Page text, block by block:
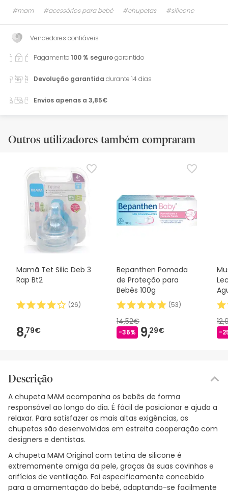
#mam
#acessórios para bebé #chupetas #silicone
Vendedores confiáveis
Pagamento100 % segurogarantido
Devolução garantida durante 14 dias
Envios apenas a 3,85€
Outros utilizadores também compraram
Mamã Tet Silic Deb 3
Rap Bt2
(26)
8,79€
Bepanthen Pomada
de Proteção para
Bebês 100g
(53)
14,52€
-36% 9,29€ -
Descrição
A chupeta MAM acompanha os bebês de forma
responsável ao longo do dia. É fácil de posicionar e ajuda a
relaxar. Para satisfazer as mais altas exigências, as
chupetas são desenvolvidas em estreita cooperação com
designers e dentistas.
A chupeta MAM Original com tetina de silicone é
extremamente amiga da pele, graças às suas covinhas e
orifícios de ventilação. Foi especificamente concebido
para a amamentação do bebé, adaptando-se facilmente